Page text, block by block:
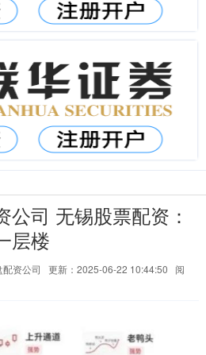
公司 无锡股票配资：
层楼
资公司 更新：2025-06-22 10:44:50
阅